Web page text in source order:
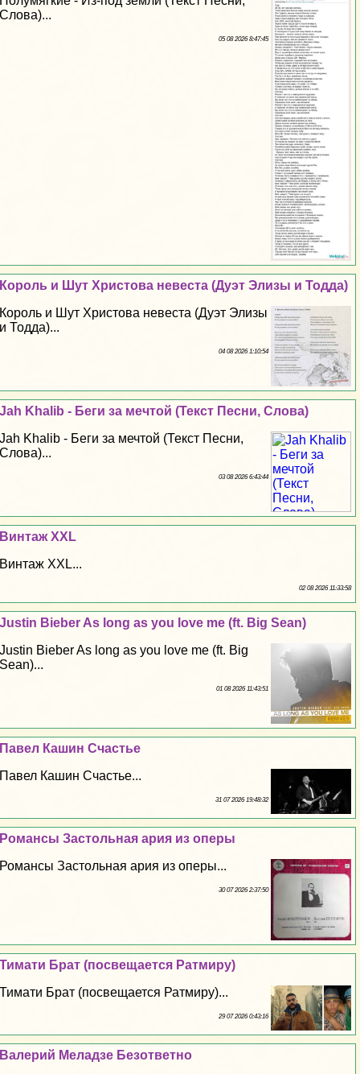
Слова)...
05 08 2026 8:47:45
Король и Шут Христова невеста (Дуэт Элизы и Тодда)
Король и Шут Христова невеста (Дуэт Элизы
и Тодда)...
04 08 2026 1:10:54
Jah Khalib - Беги за мечтой (Текст Песни, Слова)
Jah Khalib - Беги за мечтой (Текст Песни,
Слова)...
03 08 2026 6:43:44
Винтаж XXL
Винтаж XXL...
02 08 2026 11:33:58
Justin Bieber As long as you love me (ft. Big Sean)
Justin Bieber As long as you love me (ft. Big
Sean)...
01 08 2026 11:43:51
Павел Кашин Счастье
Павел Кашин Счастье...
31 07 2026 19:48:32
Романсы Застольная ария из оперы
Романсы Застольная ария из оперы...
30 07 2026 2:37:50
Тимати Брат (посвещается Ратмиру)
Тимати Брат (посвещается Ратмиру)...
29 07 2026 0:43:16
Валерий Меладзе Безответно